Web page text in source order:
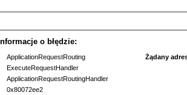
o błędzie:
ApplicationRequestRouting
ExecuteRequestHandler
ApplicationRequestRoutingHandler
0x80072ee2
Żądany